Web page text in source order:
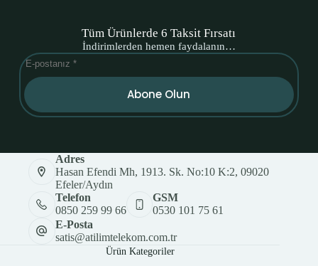
Tüm Ürünlerde 6 Taksit Fırsatı
İndirimlerden hemen faydalanın…
Abone Olun
Adres
Hasan Efendi Mh, 1913. Sk. No:10 K:2, 09020
Efeler/Aydın
Telefon
0850 259 99 66
GSM
0530 101 75 61
E-Posta
satis@atilimtelekom.com.tr
Ürün Kategoriler